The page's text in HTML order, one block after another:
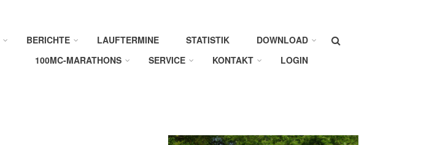
Suche
BERICHTE LAUFTERMINE STATISTIK
DOWNLOAD
100MC-MARATHONS
SERVICE KONTAKT LOGIN